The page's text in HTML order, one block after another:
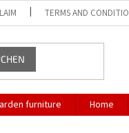
TERMS AND
furniture Home